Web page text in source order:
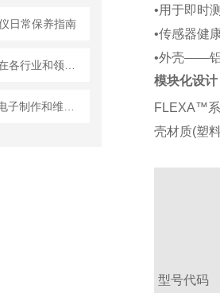
日常保养指南
•用于即时
•传感器健
•外壳——
模块化设
FLEXA™
壳材质(塑
型号代码